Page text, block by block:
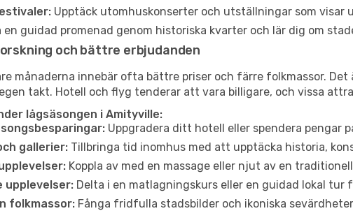
Upptäck utomhuskonserter och utställningar som visar
en guidad promenad genom historiska kvarter och lär dig om
och bättre erbjudanden
månaderna innebär ofta bättre priser och färre folkmassor.
takt. Hotell och flyg tenderar att vara billigare, och vissa
lågsäsongen i Amityville:
Uppgradera ditt hotell eller spendera pengar
gallerier: Tillbringa tid inomhus med att upptäcka historia,
Koppla av med en massage eller njut av en
upplevelser: Delta i en matlagningskurs eller en guidad lokal
folkmassor: Fånga fridfulla stadsbilder och ikoniska